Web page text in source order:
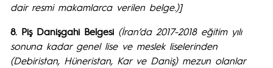
dair resmi makamlarca verilen belge.)]
8. Piş Danişgahi Belgesi (İran’da 2017-2018 eğitim yılı
sonuna kadar genel lise ve meslek liselerinden
(Debiristan, Hüneristan, Kar ve Daniş) mezun olanlar